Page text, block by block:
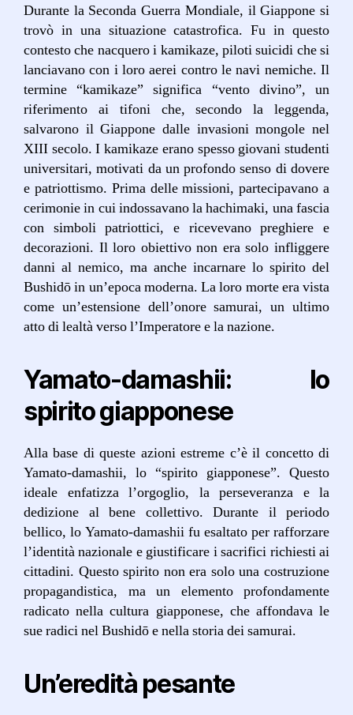
Durante la Seconda Guerra Mondiale, il Giappone si
trovò in una situazione catastrofica. Fu in questo
contesto che nacquero i kamikaze, piloti suicidi che si
lanciavano con i loro aerei contro le navi nemiche. Il
termine “kamikaze” significa “vento divino”, un
riferimento ai tifoni che, secondo la leggenda,
salvarono il Giappone dalle invasioni mongole nel
XIII secolo. I kamikaze erano spesso giovani studenti
universitari, motivati da un profondo senso di dovere
e patriottismo. Prima delle missioni, partecipavano a
cerimonie in cui indossavano la hachimaki, una fascia
con simboli patriottici, e ricevevano preghiere e
decorazioni. Il loro obiettivo non era solo infliggere
danni al nemico, ma anche incarnare lo spirito del
Bushidō in un’epoca moderna. La loro morte era vista
come un’estensione dell’onore samurai, un ultimo
atto di lealtà verso l’Imperatore e la nazione.
Yamato-damashii: lo
spirito giapponese
Alla base di queste azioni estreme c’è il concetto di
Yamato-damashii, lo “spirito giapponese”. Questo
ideale enfatizza l’orgoglio, la perseveranza e la
dedizione al bene collettivo. Durante il periodo
bellico, lo Yamato-damashii fu esaltato per rafforzare
l’identità nazionale e giustificare i sacrifici richiesti ai
cittadini. Questo spirito non era solo una costruzione
propagandistica, ma un elemento profondamente
radicato nella cultura giapponese, che affondava le
sue radici nel Bushidō e nella storia dei samurai.
Un’eredità pesante